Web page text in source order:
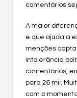
comentários
A maior
e que ajuda a
menções
intolerância
comentários,
para 26 mil.
com o